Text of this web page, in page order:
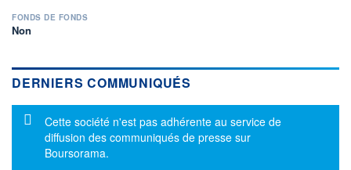
FONDS DE FONDS
Non
DERNIERS COMMUNIQUÉS
Message d'information
Cette société n'est pas adhérente au service de
diffusion des communiqués de presse sur
Boursorama.